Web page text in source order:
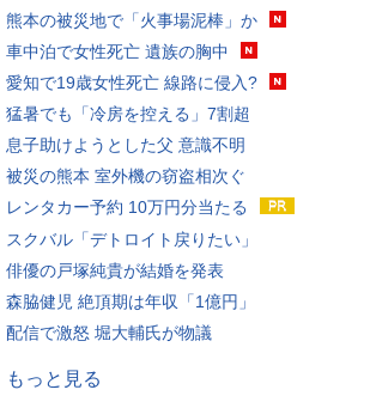
熊本の被災地で「火事場泥棒」か
車中泊で女性死亡 遺族の胸中
愛知で19歳女性死亡 線路に侵入?
猛暑でも「冷房を控える」7割超
息子助けようとした父 意識不明
被災の熊本 室外機の窃盗相次ぐ
レンタカー予約 10万円分当たる
スクバル「デトロイト戻りたい」
俳優の戸塚純貴が結婚を発表
森脇健児 絶頂期は年収「1億円」
配信で激怒 堀大輔氏が物議
もっと見る